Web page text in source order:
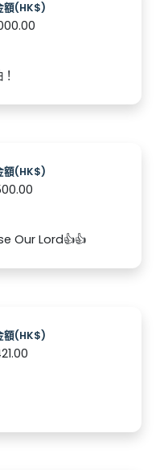
額(HK$)
額(HK$)
Our Lord👍👍
額(HK$)